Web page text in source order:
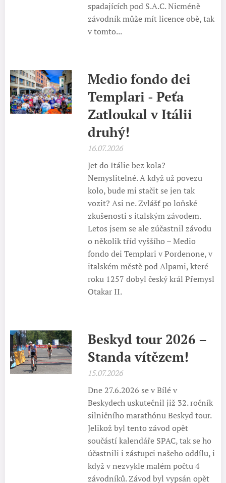
spadajících pod S.A.C. Nicméně
závodník může mít licence obě, tak
v tomto...
Medio fondo dei
Templari - Peťa
Zatloukal v Itálii
druhý!
16.07.2026
Jet do Itálie bez kola?
Nemyslitelné. A když už povezu
kolo, bude mi stačit se jen tak
vozit? Asi ne. Zvlášť po loňské
zkušenosti s italským závodem.
Letos jsem se ale zúčastnil závodu
o několik tříd vyššího – Medio
fondo dei Templari v Pordenone, v
italském městě pod Alpami, které
roku 1257 dobyl český král Přemysl
Otakar II.
Beskyd tour 2026 –
Standa vítězem!
15.07.2026
Dne 27.6.2026 se v Bílé v
Beskydech uskutečnil již 32. ročník
silničního marathónu Beskyd tour.
Jelikož byl tento závod opět
součástí kalendáře SPAC, tak se ho
účastnili i zástupci našeho oddílu, i
když v nezvykle malém počtu 4
závodníků. Závod byl vypsán opět